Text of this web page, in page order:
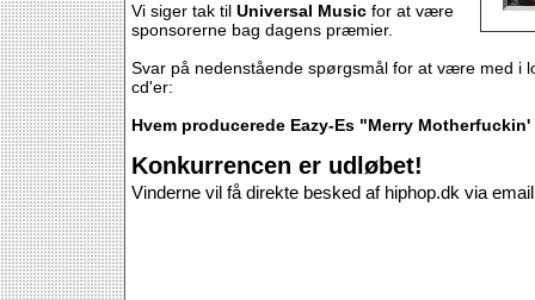
Vi siger tak til Universal Music for at være
sponsorerne bag dagens præmier.
Svar på nedenstående spørgsmål for at være med i
cd'er:
Hvem producerede Eazy-Es "Merry Motherfuckin'
Konkurrencen er udløbet!
Vinderne vil få direkte besked af hiphop.dk via